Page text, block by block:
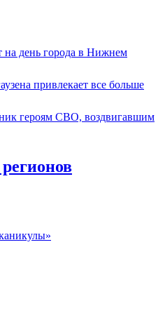
на день города в Нижнем
привлекает все больше
героям СВО, воздвигавшим